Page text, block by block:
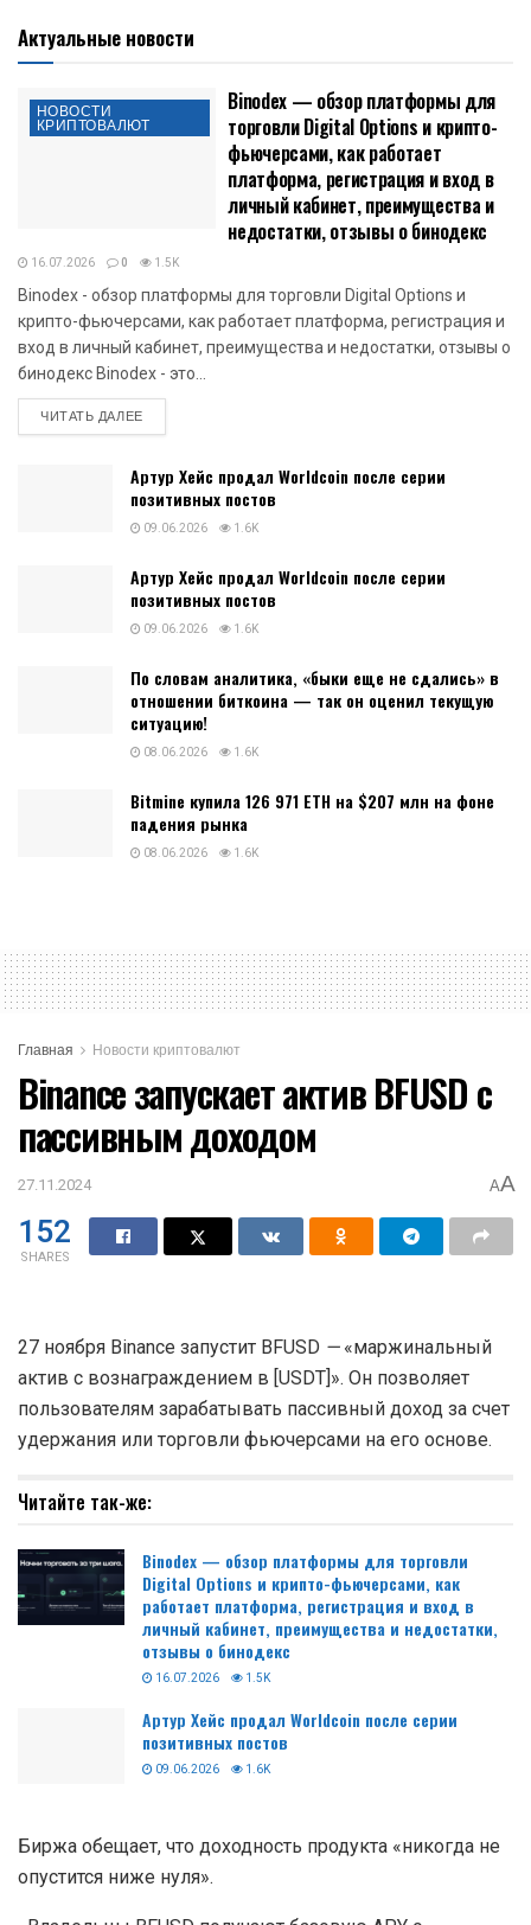
Актуальные новости
НОВОСТИ
КРИПТОВАЛЮТ
Binodex — обзор платформы для
торговли Digital Options и крипто-
фьючерсами, как работает
платформа, регистрация и вход в
личный кабинет, преимущества и
недостатки, отзывы о бинодекс
16.07.2026 0 1.5K
Binodex - обзор платформы для торговли Digital Options и
крипто-фьючерсами, как работает платформа, регистрация и
вход в личный кабинет, преимущества и недостатки, отзывы о
бинодекс Binodex - это...
ЧИТАТЬ ДАЛЕЕDETAILS
Артур Хейс продал Worldcoin после серии
позитивных постов
09.06.2026 1.6K
Артур Хейс продал Worldcoin после серии
позитивных постов
09.06.2026 1.6K
По словам аналитика, «быки еще не сдались» в
отношении биткоина — так он оценил текущую
ситуацию!
08.06.2026 1.6K
Bitmine купила 126 971 ETH на $207 млн на фоне
падения рынка
08.06.2026 1.6K
Главная Новости криптовалют
Binance запускает актив BFUSD с
пассивным доходом
27.11.2024 AA
152
SHARES
27 ноября Binance запустит BFUSD
актив с вознаграждением в [USDT]». Он позволяет
удержания или торговли фьючерсами на его основе.
Binodex — обзор платформы для торговли
Digital Options и крипто-фьючерсами, как